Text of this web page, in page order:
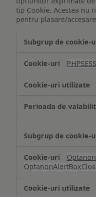
tip Cookie. Acestea nu
pentru plasare/
de
Cookie
necesare